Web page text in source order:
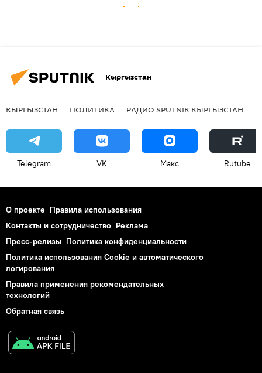
Кыргызстан
КЫРГЫЗСТАН ПОЛИТИКА РАДИО SPUTNIK КЫРГЫЗСТАН
Telegram VK Макс Rutube
О проекте Правила использования
Контакты и сотрудничество Реклама
Пресс-релизы Политика конфиденциальности
Политика использования Cookie и автоматического
логирования
Правила применения рекомендательных
технологий
Обратная связь